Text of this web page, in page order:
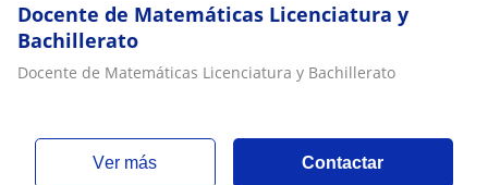
Docente de Matemáticas Licenciatura y
Bachillerato
Docente de Matemáticas Licenciatura y Bachillerato
ver más Contactar